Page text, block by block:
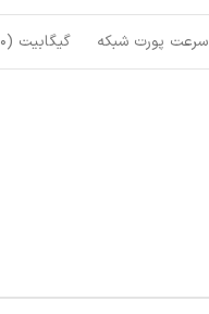
سرعت پورت شبکه گیگابیت (10/100/1000)